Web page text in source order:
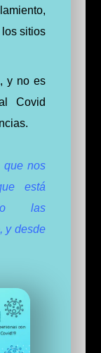
sitios
y no es
Covid
que nos
está
las
y desde